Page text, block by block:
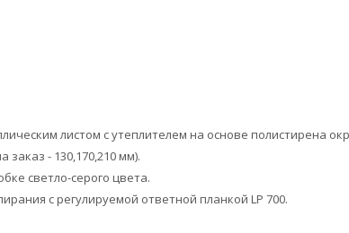
листом с утеплителем на основе полистирена
- 130,170,210 мм).
светло-серого цвета.
с регулируемой ответной планкой LP 700.